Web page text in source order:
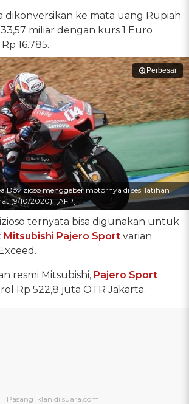
dikonversikan ke mata uang Rupiah
miliar dengan kurs 1 Euro
16.785.
Perbesar
Dovizioso menggeber motornya di sesi latihan
(9/10/2020). [AFP]
ternyata bisa digunakan untuk
Mitsubishi Pajero Sport varian
resmi Mitsubishi, Pajero Sport
Rp 522,8 juta OTR Jakarta.